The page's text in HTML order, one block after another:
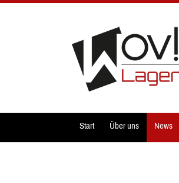
Start Über uns News